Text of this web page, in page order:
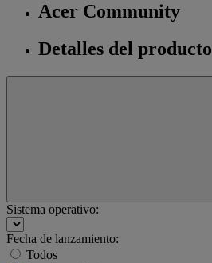
Acer Community
Detalles del producto
Sistema operativo:
Fecha de lanzamiento:
Todos